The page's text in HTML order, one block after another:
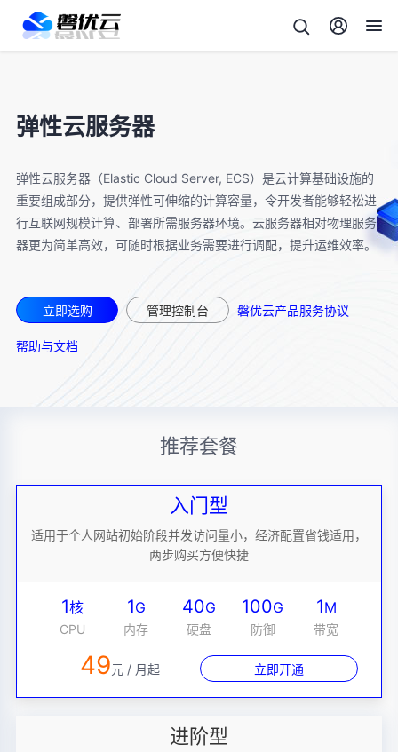
弹性云服务器
弹性云服务器（Elastic Cloud Server, ECS）是云计算基础设施的
重要组成部分，提供弹性可伸缩的计算容量，令开发者能够轻松进
行互联网规模计算、部署所需服务器环境。云服务器相对物理服务
器更为简单高效，可随时根据业务需要进行调配，提升运维效率。
立即选购 管理控制台 磐优云产品服务协议
帮助与文档
推荐套餐
入门型
适用于个人网站初始阶段并发访问量小，经济配置省钱适用，
两步购买方便快捷
1核
CPU
1G
内存
40G
硬盘
100G
防御
1M
带宽
49元 / 月起 立即开通
进阶型